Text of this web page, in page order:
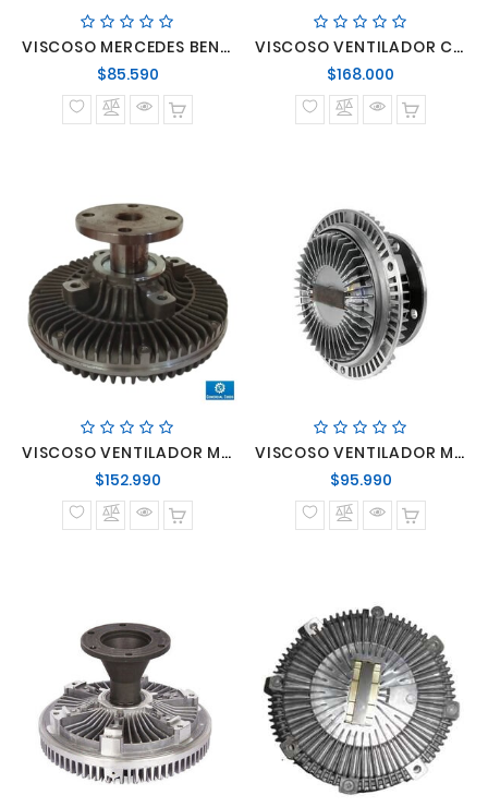
VISCOSO MERCEDES BENZ LO-914 (9042001122)
$85.590Precio
normal
VISCOSO VENTILADOR CUELLO LARGO 1721/1418
$168.000
normal
VISCOSO VENTILADOR MERCEDES BENZ LO-914C ELECTRINICO / OM-366 ATEGO ELECTRONICO
$152.990Precio
normal
VISCOSO VENTILADOR MERCEDES BENZ OM 904
$95.990Precio
normal